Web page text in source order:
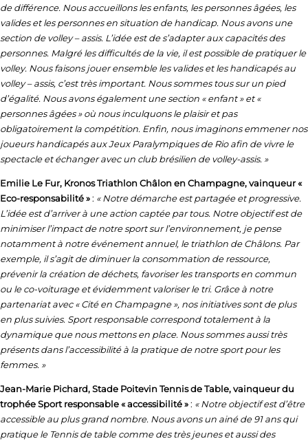
de différence. Nous accueillons les enfants, les personnes âgées, les
valides et les personnes en situation de handicap. Nous avons une
section de volley – assis. L’idée est de s’adapter aux capacités des
personnes. Malgré les difficultés de la vie, il est possible de pratiquer le
volley. Nous faisons jouer ensemble les valides et les handicapés au
volley – assis, c’est très important. Nous sommes tous sur un pied
d’égalité. Nous avons également une section « enfant » et «
personnes âgées » où nous inculquons le plaisir et pas
obligatoirement la compétition. Enfin, nous imaginons emmener nos
joueurs handicapés aux Jeux Paralympiques de Rio afin de vivre le
spectacle et échanger avec un club brésilien de volley-assis. »
Emilie Le Fur, Kronos Triathlon Châlon en Champagne, vainqueur «
Eco-responsabilité »: « Notre démarche est partagée et progressive.
L’idée est d’arriver à une action captée par tous. Notre objectif est de
minimiser l’impact de notre sport sur l’environnement, je pense
notamment à notre événement annuel, le triathlon de Châlons. Par
exemple, il s’agit de diminuer la consommation de ressource,
prévenir la création de déchets, favoriser les transports en commun
ou le co-voiturage et évidemment valoriser le tri. Grâce à notre
partenariat avec « Cité en Champagne », nos initiatives sont de plus
en plus suivies. Sport responsable correspond totalement à la
dynamique que nous mettons en place. Nous sommes aussi très
présents dans l’accessibilité à la pratique de notre sport pour les
femmes. »
Jean-Marie Pichard, Stade Poitevin Tennis de Table, vainqueur du
trophée Sport responsable « accessibilité »: « Notre objectif est d’être
accessible au plus grand nombre. Nous avons un ainé de 91 ans qui
pratique le Tennis de table comme des très jeunes et aussi des